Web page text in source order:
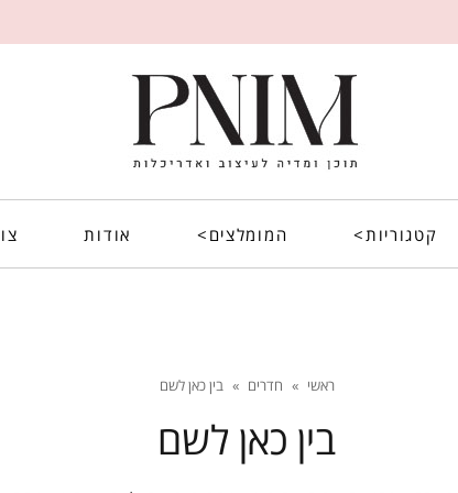
קטגוריות> המומלצים> אודות
ראשי » חדרים » בין כאן לשם
בין כאן לשם